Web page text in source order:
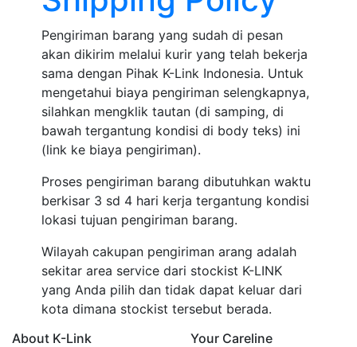
Pengiriman barang yang sudah di pesan
akan dikirim melalui kurir yang telah bekerja
sama dengan Pihak K-Link Indonesia. Untuk
mengetahui biaya pengiriman selengkapnya,
silahkan mengklik tautan (di samping, di
bawah tergantung kondisi di body teks) ini
(link ke biaya pengiriman).
Proses pengiriman barang dibutuhkan waktu
berkisar 3 sd 4 hari kerja tergantung kondisi
lokasi tujuan pengiriman barang.
Wilayah cakupan pengiriman arang adalah
sekitar area service dari stockist K-LINK
yang Anda pilih dan tidak dapat keluar dari
kota dimana stockist tersebut berada.
About K-Link
Your Careline